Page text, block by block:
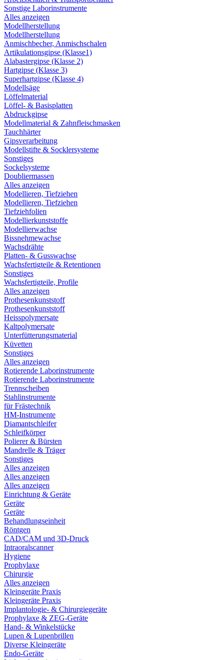
Sonstige Laborinstrumente
Alles anzeigen
Modellherstellung
Modellherstellung
Anmischbecher, Anmischschalen
Artikulationsgipse (Klasse1)
Alabastergipse (Klasse 2)
Hartgipse (Klasse 3)
Superhartgipse (Klasse 4)
Modellsäge
Löffelmaterial
Löffel- & Basisplatten
Abdruckgipse
Modellmaterial & Zahnfleischmasken
Tauchhärter
Gipsverarbeitung
Modellstifte & Socklersysteme
Sonstiges
Sockelsysteme
Doubliermassen
Alles anzeigen
Modellieren, Tiefziehen
Modellieren, Tiefziehen
Tiefziehfolien
Modellierkunststoffe
Modellierwachse
Bissnehmewachse
Wachsdrähte
Platten- & Gusswachse
Wachsfertigteile & Retentionen
Sonstiges
Wachsfertigteile, Profile
Alles anzeigen
Prothesenkunststoff
Prothesenkunststoff
Heisspolymersate
Kaltpolymersate
Unterfütterungsmaterial
Küvetten
Sonstiges
Alles anzeigen
Rotierende Laborinstrumente
Rotierende Laborinstrumente
Trennscheiben
Stahlinstrumente
für Frästechnik
HM-Instrumente
Diamantschleifer
Schleifkörper
Polierer & Bürsten
Mandrelle & Träger
Sonstiges
Alles anzeigen
Alles anzeigen
Alles anzeigen
Einrichtung & Geräte
Geräte
Geräte
Behandlungseinheit
Röntgen
CAD/CAM und 3D-Druck
Intraoralscanner
Hygiene
Prophylaxe
Chirurgie
Alles anzeigen
Kleingeräte Praxis
Kleingeräte Praxis
Implantologie- & Chirurgiegeräte
Prophylaxe & ZEG-Geräte
Hand- & Winkelstücke
Lupen & Lupenbrillen
Diverse Kleingeräte
Endo-Geräte